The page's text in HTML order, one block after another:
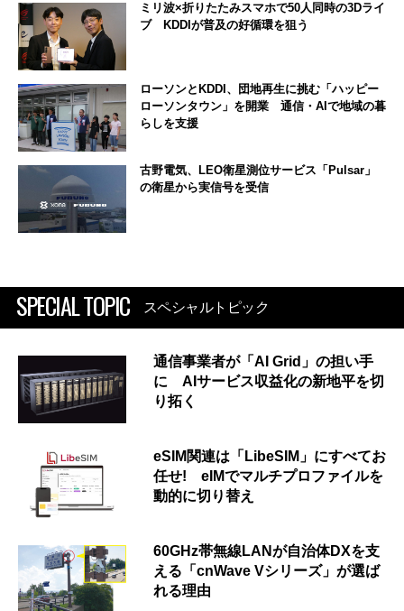
ミリ波×折りたたみスマホで50人同時の3Dライ
ブ KDDIが普及の好循環を狙う
ローソンとKDDI、団地再生に挑む「ハッピー
ローソンタウン」を開業 通信・AIで地域の暮
らしを支援
古野電気、LEO衛星測位サービス「Pulsar」
の衛星から実信号を受信
SPECIAL TOPIC スペシャルトピック
通信事業者が「AI Grid」の担い手
に AIサービス収益化の新地平を切
り拓く
eSIM関連は「LibeSIM」にすべてお
任せ! eIMでマルチプロファイルを
動的に切り替え
60GHz帯無線LANが自治体DXを支
える「cnWave Vシリーズ」が選ば
れる理由